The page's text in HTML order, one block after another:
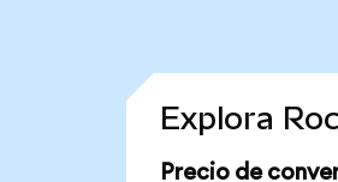
Explora
Precio de